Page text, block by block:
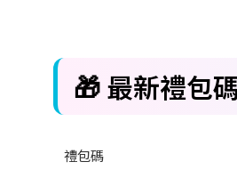
🎁最新禮包
禮包碼